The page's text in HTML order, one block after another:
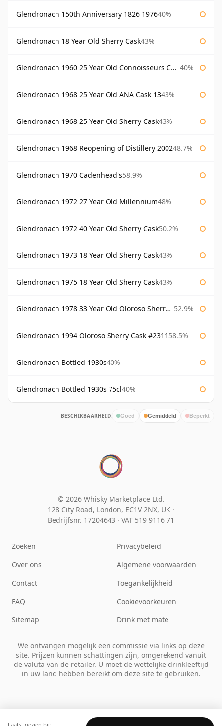
Glendronach 150th Anniversary 1826 197640%
Glendronach 18 Year Old Sherry Cask43%
Glendronach 1960 25 Year Old Connoisseurs Choice Gordon & Macphail 40%
Glendronach 1968 25 Year Old ANA Cask 1343%
Glendronach 1968 25 Year Old Sherry Cask43%
Glendronach 1968 Reopening of Distillery 200248.7%
Glendronach 1970 Cadenhead's58.9%
Glendronach 1972 27 Year Old Millennium48%
Glendronach 1972 40 Year Old Sherry Cask50.2%
Glendronach 1973 18 Year Old Sherry Cask43%
Glendronach 1975 18 Year Old Sherry Cask43%
Glendronach 1978 33 Year Old Oloroso Sherry Cask #1068 52.9%
Glendronach 1994 Oloroso Sherry Cask #2311 58.5%
Glendronach Bottled 1930s40%
Glendronach Bottled 1930s 75cl40%
BESCHIKBAARHEID: Goed Gemiddeld Beperkt
Laatst gezien bij:
© 2026 Whisky Marketplace Ltd.
128 City Road, London, EC1V 2NX, UK ·
Bedrijfsnr. 17204643 · VAT 519 9116 71
Zoeken
Over ons
Contact
FAQ
Sitemap
Privacybeleid
Algemene voorwaarden
Toegankelijkheid
Cookievoorkeuren
Drink met mate
We ontvangen mogelijk een commissie via links op deze
site. Prijzen kunnen schattingen zijn, omgerekend vanuit
de valuta van de retailer. U moet de wettelijke drinkleeftijd
in uw land hebben bereikt om deze site te gebruiken.